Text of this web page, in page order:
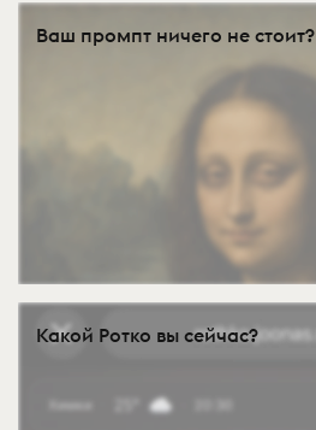
Ваш промпт ничего не стоит?
Какой Ротко вы сейчас?